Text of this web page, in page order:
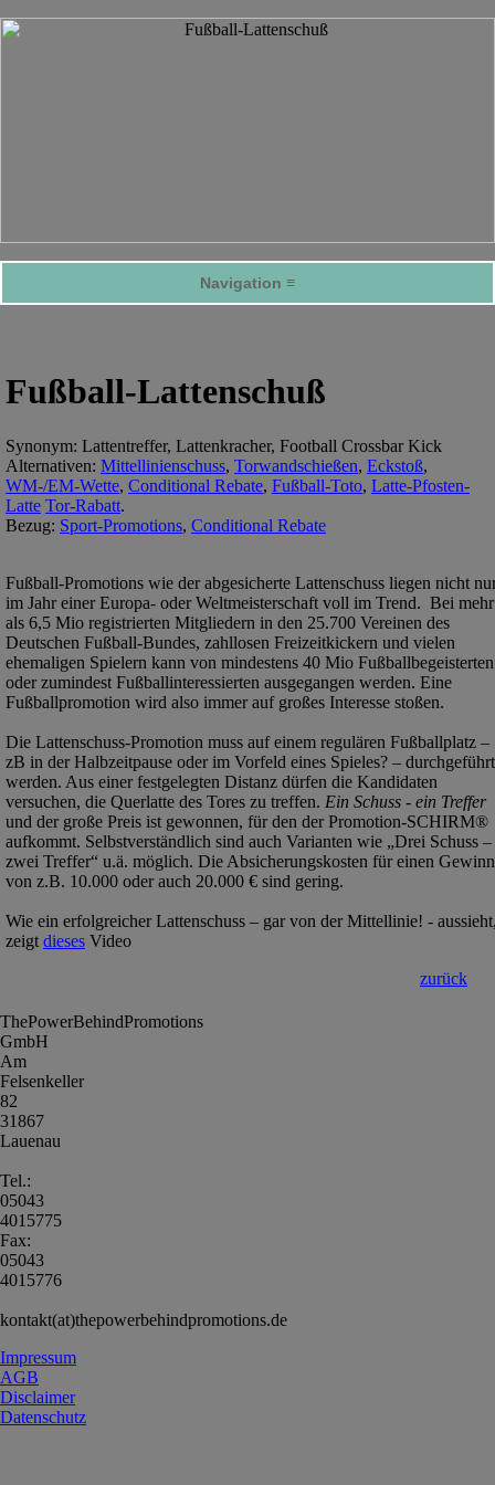
Navigation ≡
Fußball-Lattenschuß
Synonym: Lattentreffer, Lattenkracher, Football Crossbar Kick
Alternativen: Mittellinienschuss, Torwandschießen, Eckstoß,
WM-/EM-Wette, Conditional Rebate, Fußball-Toto, Latte-Pfosten-
Latte Tor-Rabatt.
Bezug: Sport-Promotions, Conditional Rebate
Fußball-Promotions wie der abgesicherte Lattenschuss liegen nicht
im Jahr einer Europa- oder Weltmeisterschaft voll im Trend. Bei mehr
als 6,5 Mio registrierten Mitgliedern in den 25.700 Vereinen des
Deutschen Fußball-Bundes, zahllosen Freizeitkickern und vielen
ehemaligen Spielern kann von mindestens 40 Mio Fußballbegeisterten
oder zumindest Fußballinteressierten ausgegangen werden. Eine
Fußballpromotion wird also immer auf großes Interesse stoßen.
Die Lattenschuss-Promotion muss auf einem regulären Fußballplatz –
zB in der Halbzeitpause oder im Vorfeld eines Spieles? – durchgeführt
werden. Aus einer festgelegten Distanz dürfen die Kandidaten
versuchen, die Querlatte des Tores zu treffen. Ein Schuss - ein Treffer
und der große Preis ist gewonnen, für den der Promotion-SCHIRM®
aufkommt. Selbstverständlich sind auch Varianten wie „Drei Schuss –
zwei Treffer“ u.ä. möglich. Die Absicherungskosten für einen Gewinn
von z.B. 10.000 oder auch 20.000 € sind gering.
Wie ein erfolgreicher Lattenschuss – gar von der Mittellinie! -
zeigt dieses Video
zurück
ThePowerBehindPromotions
GmbH
Am
Felsenkeller
82
31867
Lauenau
Tel.:
05043
4015775
Fax:
05043
4015776
kontakt(at)thepowerbehindpromotions.de
Impressum
AGB
Disclaimer
Datenschutz